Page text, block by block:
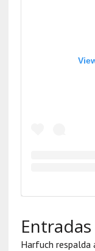
Harfuch respalda